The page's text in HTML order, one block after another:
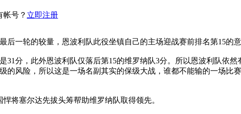
帐号？ 立即注册
后一轮的较量，恩波利队此役坐镇自己的主场迎战赛前排名第15的
31分，此外恩波利队仅落后第15的维罗纳队3分。所以恩波利队依
的风险，所以这是一场名副其实的保级大战，谁都不能输的一场比
悍将塞尔达先拔头筹帮助维罗纳队取得领先。